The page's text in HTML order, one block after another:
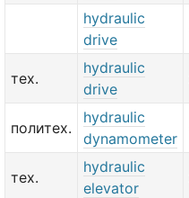
hydraulic
drive
тех.
hydraulic
drive
политех.
hydraulic
dynamometer
тех.
hydraulic
elevator